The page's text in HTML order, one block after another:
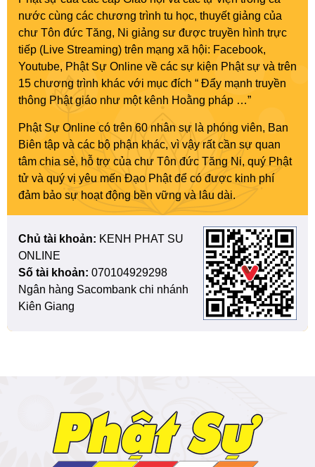
nước cùng các chương trình tu học, thuyết giảng của
chư Tôn đức Tăng, Ni giảng sư được truyền hình trực
tiếp (Live Streaming) trên mạng xã hội: Facebook,
Youtube, Phật Sự Online về các sự kiện Phật sự và trên
15 chương trình khác với mục đích “ Đẩy mạnh truyền
thông Phật giáo như một kênh Hoằng pháp …”
Phật Sự Online có trên 60 nhân sự là phóng viên, Ban
Biên tập và các bộ phận khác, vì vậy rất cần sự quan
tâm chia sẻ, hỗ trợ của chư Tôn đức Tăng Ni, quý Phật
tử và quý vị yêu mến Đạo Phật để có được kinh phí
đảm bảo sự hoạt động bền vững và lâu dài.
Chủ tài khoản: KENH PHAT SU
ONLINE
Số tài khoản: 070104929298
Ngân hàng Sacombank chi nhánh
Kiên Giang